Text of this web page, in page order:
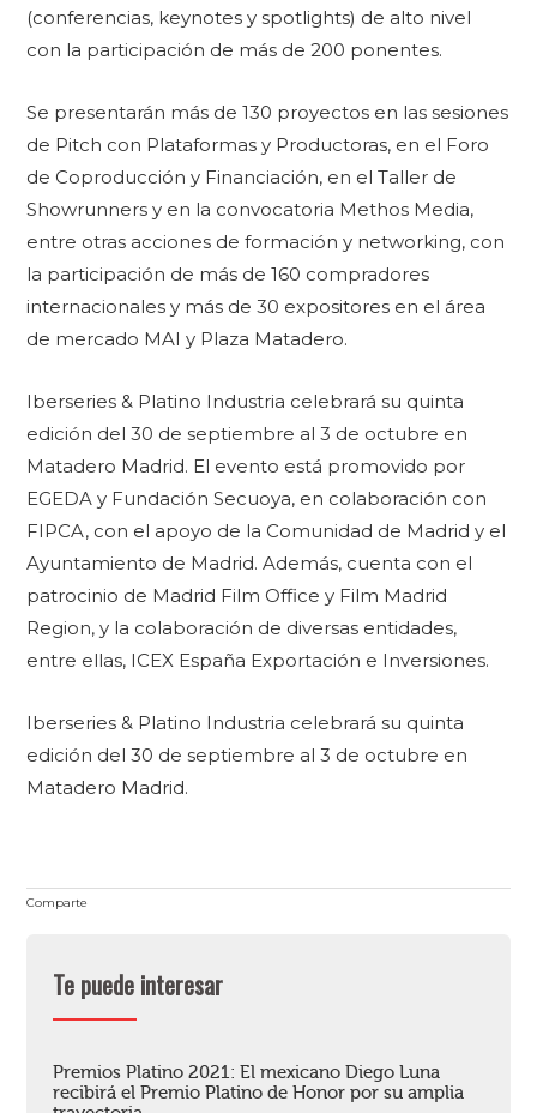
(conferencias, keynotes y spotlights) de alto nivel
con la participación de más de 200 ponentes.
Se presentarán más de 130 proyectos en las sesiones
de Pitch con Plataformas y Productoras, en el Foro
de Coproducción y Financiación, en el Taller de
Showrunners y en la convocatoria Methos Media,
entre otras acciones de formación y networking, con
la participación de más de 160 compradores
internacionales y más de 30 expositores en el área
de mercado MAI y Plaza Matadero.
Iberseries & Platino Industria celebrará su quinta
edición del 30 de septiembre al 3 de octubre en
Matadero Madrid. El evento está promovido por
EGEDA y Fundación Secuoya, en colaboración con
FIPCA, con el apoyo de la Comunidad de Madrid y el
Ayuntamiento de Madrid. Además, cuenta con el
patrocinio de Madrid Film Office y Film Madrid
Region, y la colaboración de diversas entidades,
entre ellas, ICEX España Exportación e Inversiones.
Iberseries & Platino Industria celebrará su quinta
edición del 30 de septiembre al 3 de octubre en
Matadero Madrid.
Comparte
Te puede interesar
Premios Platino 2021: El mexicano Diego Luna
recibirá el Premio Platino de Honor por su amplia